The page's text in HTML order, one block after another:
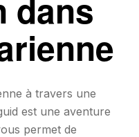
dans
à travers une
est une aventure
permet de